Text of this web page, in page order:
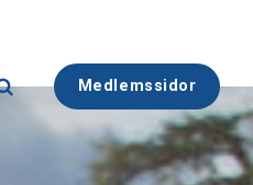
Medlemssidor